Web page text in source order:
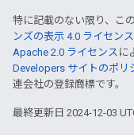
特に記載のない限り、こ
ンズの表示 4.0 ライセンス
Apache 2.0 ライセンス に
Developers サイトのポリ
連会社の登録商標です。
最終更新日 2024-12-03